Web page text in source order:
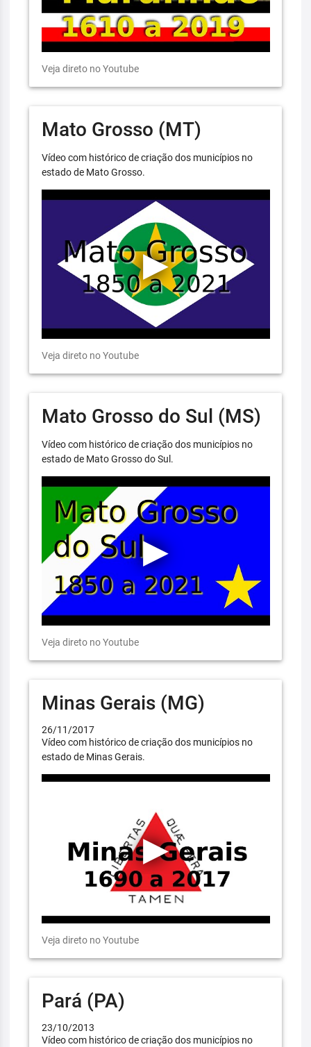
Veja direto no Youtube
Mato Grosso (MT)
Vídeo com histórico de criação dos municípios no
estado de Mato Grosso.
Veja direto no Youtube
Mato Grosso do Sul (MS)
Vídeo com histórico de criação dos municípios no
estado de Mato Grosso do Sul.
Veja direto no Youtube
Minas Gerais (MG)
26/11/2017
Vídeo com histórico de criação dos municípios no
estado de Minas Gerais.
Veja direto no Youtube
Pará (PA)
23/10/2013
Vídeo com histórico de criação dos municípios no